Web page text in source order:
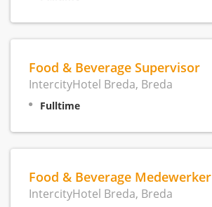
Food & Beverage Supervisor
IntercityHotel Breda, Breda
Fulltime
Food & Beverage Medewerker
IntercityHotel Breda, Breda